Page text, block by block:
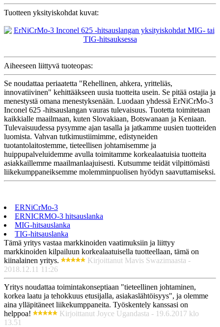
Tuotteen yksityiskohdat kuvat:
Aiheeseen liittyvä tuoteopas:
Se noudattaa periaatetta "Rehellinen, ahkera, yritteliäs,
innovatiivinen" kehittääkseen uusia tuotteita usein. Se pitää ostajia ja
menestystä omana menestyksenään. Luodaan yhdessä ErNiCrMo-3
Inconel 625 -hitsauslangan vauras tulevaisuus. Tuotetta toimitetaan
kaikkialle maailmaan, kuten Slovakiaan, Botswanaan ja Keniaan.
Tulevaisuudessa pysymme ajan tasalla ja jatkamme uusien tuotteiden
luomista. Vahvan tutkimustiimimme, edistyneiden
tuotantolaitostemme, tieteellisen johtamisemme ja
huippupalveluidemme avulla toimitamme korkealaatuisia tuotteita
asiakkaillemme maailmanlaajuisesti. Kutsumme teidät vilpittömästi
liikekumppaneiksemme molemminpuolisen hyödyn saavuttamiseksi.
ERNiCrMo-3
ERNICRMO-3 hitsauslanka
MIG-hitsauslanka
TIG-hitsauslanka
Tämä yritys vastaa markkinoiden vaatimuksiin ja liittyy
markkinoiden kilpailuun korkealaatuisella tuotteellaan, tämä on
kiinalainen yritys.
Kirjoittanut Mavis Swazimaasta -
2018.12.11 11:26
Yritys noudattaa toimintakonseptiaan "tieteellinen johtaminen,
korkea laatu ja tehokkuus etusijalla, asiakaslähtöisyys", ja olemme
aina ylläpitäneet liikekumppaneita. Työskentely kanssasi on
helppoa!
Kirjoittanut Joyce Ugandasta - 19.6.2017 klo
13.51